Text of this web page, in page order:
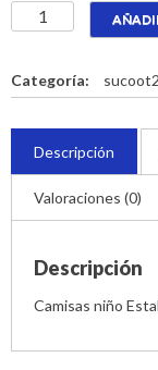
Camisas
niño
Reino
Negra
cantidad
Categoría:
Descripción
Valoraciones (0)
Descripción
Camisas niño